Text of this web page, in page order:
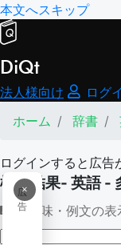
本文へスキップ
DiQt
法人様向け
ログ
ホーム
辞書
ログインすると広告
×
広
告
検索結果- 英語 -
意味・例文の表